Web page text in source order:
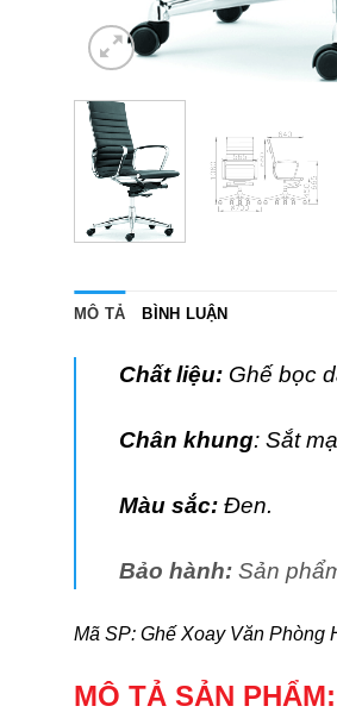
MÔ TẢ BÌNH LUẬN
Chất liệu: Ghế bọc
Chân khung: Sắt
Màu sắc: Đen.
Bảo hành: Sản
Mã SP: Ghế Xoay Văn Phòng
MÔ TẢ SẢN PHẨM: